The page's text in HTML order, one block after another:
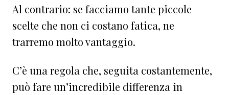
Al contrario: se facciamo tante piccole
scelte che non ci costano fatica, ne
trarremo molto vantaggio.
C’è una regola che, seguita costantemente,
può fare un’incredibile differenza in